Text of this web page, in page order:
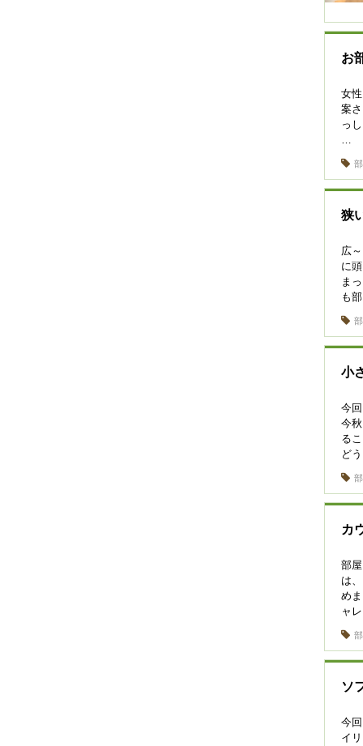
お
女
案
っ
…
狭
広
に
ま
も
小
今
今
る
ど
カ
部
は
め
ャ
ソ
今
イ